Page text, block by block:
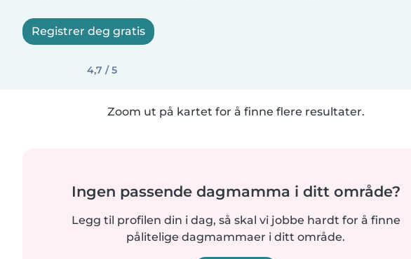
Registrer deg gratis
4,7 / 5
Zoom ut på kartet for å finne flere resultater.
Ingen passende dagmamma i ditt område?
Legg til profilen din i dag, så skal vi jobbe hardt for å finne
pålitelige dagmammaer i ditt område.